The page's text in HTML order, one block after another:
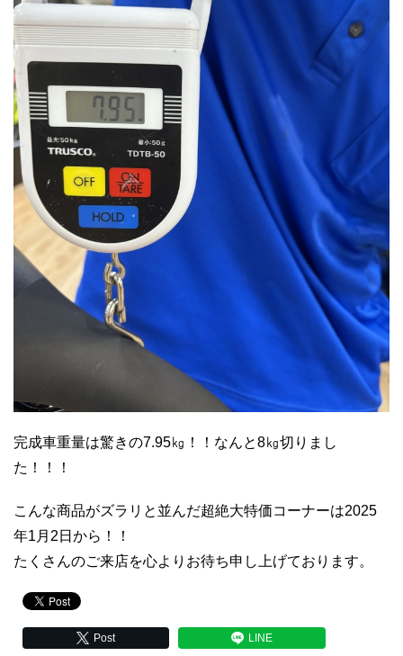
完成車重量は驚きの7.95㎏！！なんと8㎏切りまし
た！！！
こんな商品がズラリと並んだ超絶大特価コーナーは2025
年1月2日から！！
たくさんのご来店を心よりお待ち申し上げております。
Post LINE